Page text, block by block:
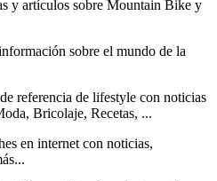
y artículos sobre Mountain Bike y
sobre el mundo de la
referencia de lifestyle con noticias
Bricolaje, Recetas, ...
en internet con noticias,